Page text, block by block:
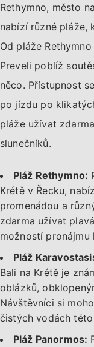
Rethymno, město
nabízí různé pláže,
Od pláže
Preveli poblíž
něco. Přístupnost
po jízdu po
pláže užívat
slunečníků.
Pláž Rethymno:
Krétě v Řecku,
promenádou a
zdarma užívat
možností pronájmu
Pláž
Bali na Krétě je
oblázků,
Návštěvníci si
čistých vodách
Pláž Panormos: